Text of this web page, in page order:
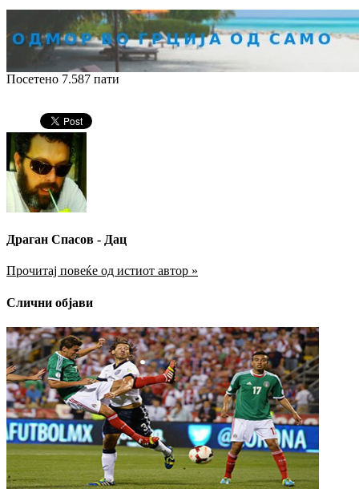
Посетено 7.587 пати
Драган Спасов - Дац
Прочитај повеќе од истиот автор »
Слични објави